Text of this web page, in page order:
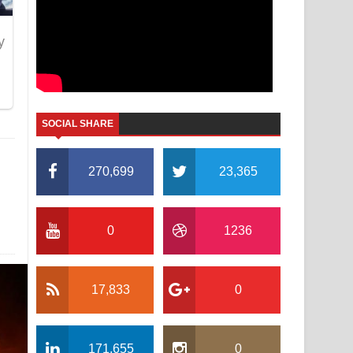
SOCIAL SHARE
270,699 23,365
0 1236
17,833 0
171,655 0